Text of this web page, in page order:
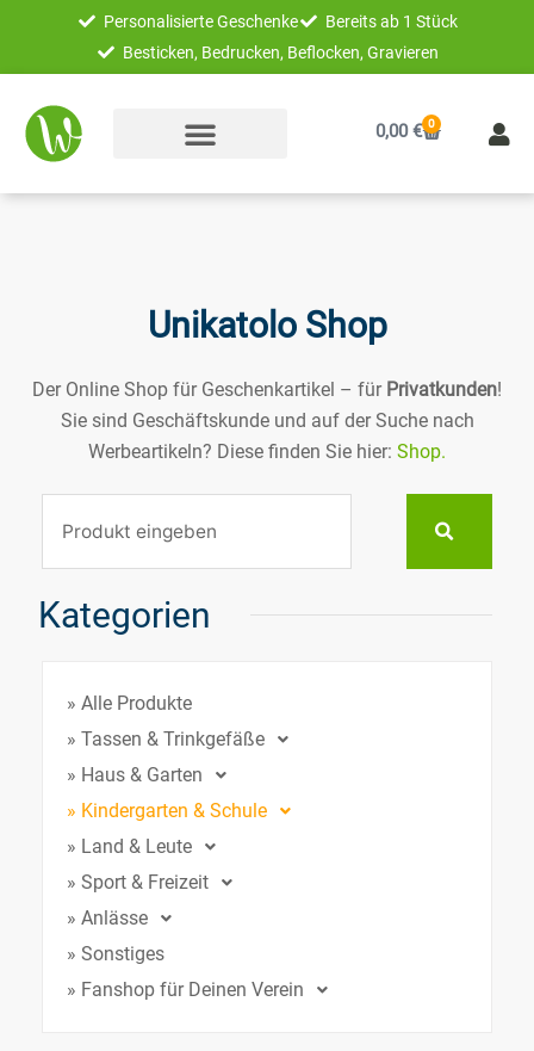
springen
Personalisierte Geschenke
Bereits ab 1 Stück
Besticken, Bedrucken, Beflocken, Gravieren
0,00€ 0
Warenkorb
Unikatolo Shop
Der Online Shop für Geschenkartikel – für Privatkunden!
Sie sind Geschäftskunde und auf der Suche nach
Werbeartikeln? Diese finden Sie hier: Shop.
Kategorien
» Alle Produkte
» Tassen & Trinkgefäße
» Haus & Garten
» Kindergarten & Schule
» Land & Leute
» Sport & Freizeit
» Anlässe
» Sonstiges
» Fanshop für Deinen Verein